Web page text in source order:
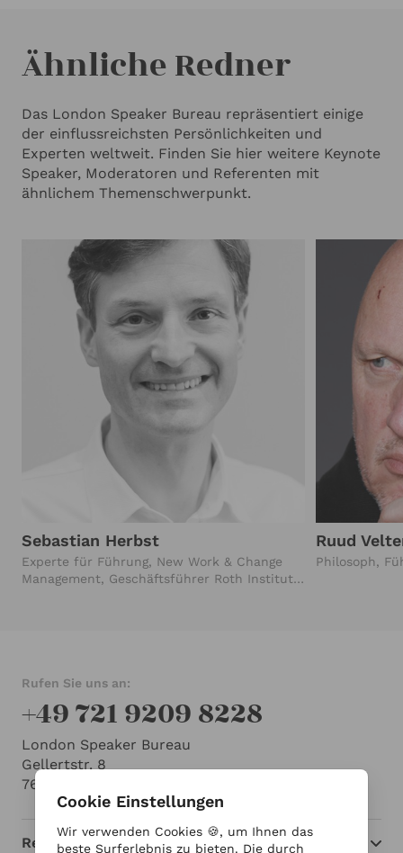
Ähnliche Redner
Das London Speaker Bureau repräsentiert einige
der einflussreichsten Persönlichkeiten und
Experten weltweit. Finden Sie hier weitere Keynote
Speaker, Moderatoren und Referenten mit
ähnlichem Themenschwerpunkt.
Sebastian Herbst
Experte für Führung, New Work & Change
Management, Geschäftsführer Roth Institut,
Ruud
Philosoph,
Rufen Sie uns an:
+49 721 9209 8228
London Speaker Bureau
Gellertstr. 8
76185 Karlsruhe
Redner
Cookie Einstellungen
Wir verwenden Cookies 🍪, um Ihnen das
beste Surferlebnis zu bieten. Die durch